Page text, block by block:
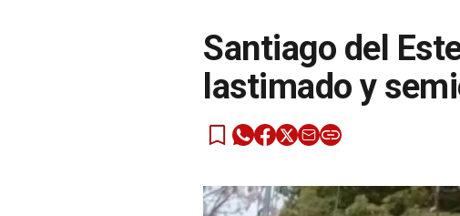
Santiago del
lastimado y